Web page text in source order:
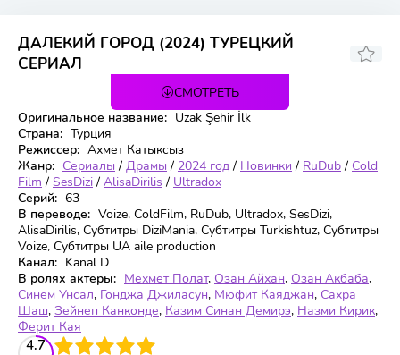
ДАЛЕКИЙ ГОРОД (2024) ТУРЕЦКИЙ
СЕРИАЛ
СМОТРЕТЬ
Оригинальное название: Uzak Şehir İlk
Страна: Турция
Режиссер: Ахмет Катыксыз
Жанр: Сериалы / Драмы / 2024 год / Новинки / RuDub / Cold
Film / SesDizi / AlisaDirilis / Ultradox
Серий: 63
В переводе: Voize, ColdFilm, RuDub, Ultradox, SesDizi,
AlisaDirilis, Субтитры DiziMania, Субтитры Turkishtuz, Субтитры
Voize, Субтитры UA aile production
Канал: Kanal D
В ролях актеры: Мехмет Полат, Озан Айхан, Озан Акбаба,
Синем Унсал, Гонджа Джиласун, Мюфит Каяджан, Сахра
Шаш, Зейнеп Канконде, Казим Синан Демирэ, Назми Кирик,
Ферит Кая
4.7
4 5